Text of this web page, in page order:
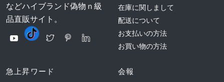
などハイブランド偽物ｎ級
品直販サイト。
在庫に関しまして
配送について
お支払いの方法
お買い物の方法
急上昇ワード 会報